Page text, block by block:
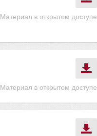
Материал в открытом доступе
Материал в открытом доступе